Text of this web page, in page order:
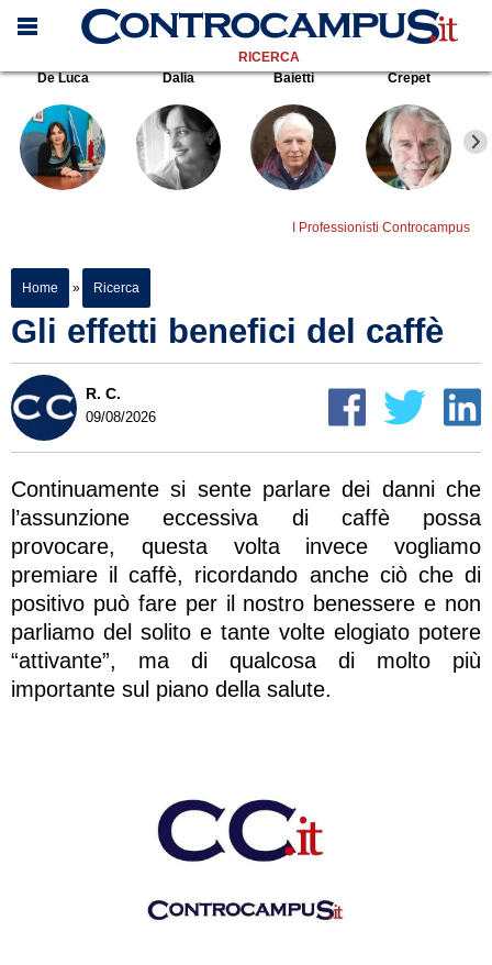
RICERCA
De Luca
Dalia Baietti Crepet
I Professionisti Controcampus
Home » Ricerca
Gli effetti benefici del caffè
R. C.
09/08/2026
Continuamente si sente parlare dei danni che
l’assunzione eccessiva di caffè possa
provocare, questa volta invece vogliamo
premiare il caffè, ricordando anche ciò che di
positivo può fare per il nostro benessere e non
parliamo del solito e tante volte elogiato potere
“attivante”, ma di qualcosa di molto più
importante sul piano della salute.